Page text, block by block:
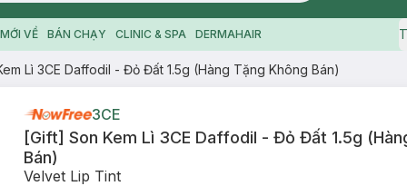
VỀ BÁN CHẠY CLINIC & SPA DERMAHAIR
Lì 3CE Daffodil - Đỏ Đất 1.5g (Hàng Tặng Không Bán)
3CE
[Gift] Son Kem Lì 3CE Daffodil - Đỏ Đất 1.5g
Bán)
Velvet Lip Tint